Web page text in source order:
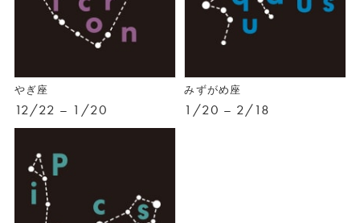
やぎ座
12/22 – 1/20
みずがめ座
1/20 – 2/18